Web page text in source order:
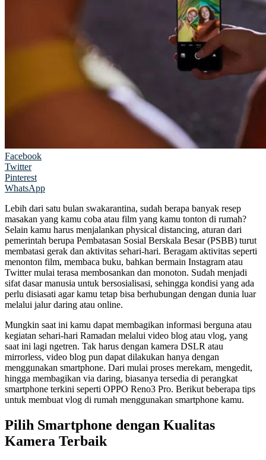
Facebook
Twitter
Pinterest
WhatsApp
Lebih dari satu bulan swakarantina, sudah berapa banyak resep
masakan yang kamu coba atau film yang kamu tonton di rumah?
Selain kamu harus menjalankan physical distancing, aturan dari
pemerintah berupa Pembatasan Sosial Berskala Besar (PSBB) turut
membatasi gerak dan aktivitas sehari-hari. Beragam aktivitas seperti
menonton film, membaca buku, bahkan bermain Instagram atau
Twitter mulai terasa membosankan dan monoton. Sudah menjadi
sifat dasar manusia untuk bersosialisasi, sehingga kondisi yang ada
perlu disiasati agar kamu tetap bisa berhubungan dengan dunia luar
melalui jalur daring atau online.
Mungkin saat ini kamu dapat membagikan informasi berguna atau
kegiatan sehari-hari Ramadan melalui video blog atau vlog, yang
saat ini lagi ngetren. Tak harus dengan kamera DSLR atau
mirrorless, video blog pun dapat dilakukan hanya dengan
menggunakan smartphone. Dari mulai proses merekam, mengedit,
hingga membagikan via daring, biasanya tersedia di perangkat
smartphone terkini seperti OPPO Reno3 Pro. Berikut beberapa tips
untuk membuat vlog di rumah menggunakan smartphone kamu.
Pilih Smartphone dengan Kualitas
Kamera Terbaik